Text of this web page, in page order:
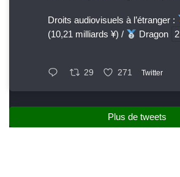
Droits audiovisuels à l’étranger :
(10,21 milliards ¥) /
Dragon 2
29 271 Twitter
Plus de tweets